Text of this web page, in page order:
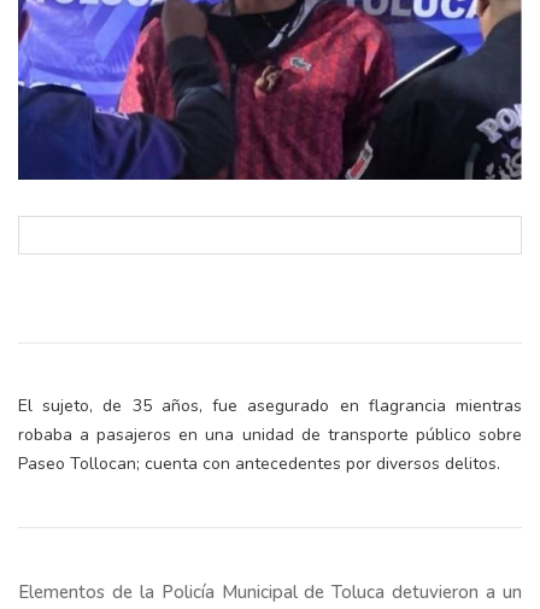
El sujeto, de 35 años, fue asegurado en flagrancia mientras
robaba a pasajeros en una unidad de transporte público sobre
Paseo Tollocan; cuenta con antecedentes por diversos delitos.
Elementos de la Policía Municipal de Toluca detuvieron a un